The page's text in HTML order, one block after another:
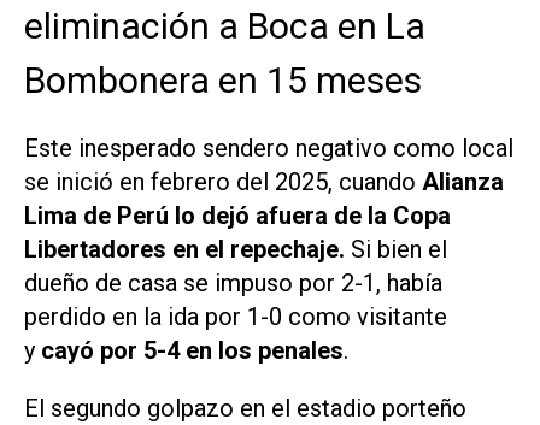
eliminación a Boca en La
Bombonera en 15 meses
Este inesperado sendero negativo como local
se inició en febrero del 2025, cuando Alianza
Lima de Perú lo dejó afuera de la Copa
Libertadores en el repechaje. Si bien el
dueño de casa se impuso por 2-1, había
perdido en la ida por 1-0 como visitante
y cayó por 5-4 en los penales.
El segundo golpazo en el estadio porteño